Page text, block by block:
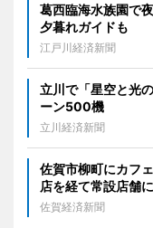
葛西臨海水族園で
夕暮れガイドも
江戸川経済新聞
立川で「星空と光
ーン500機
立川経済新聞
佐賀市柳町にカフ
店を経て常設店舗に
佐賀経済新聞